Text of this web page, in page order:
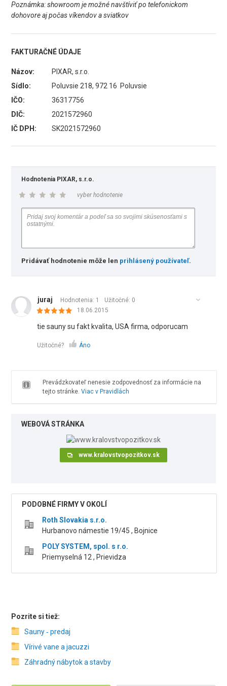
Poznámka: showroom je možné navštíviť po telefonickom
dohovore aj počas víkendov a sviatkov
FAKTURAČNÉ ÚDAJE
Názov:
PIXAR, s.r.o.
Sídlo:
Poluvsie 218, 972 16 Poluvsie
IČO:
36317756
DIČ:
2021572960
IČ DPH:
SK2021572960
Hodnotenia PIXAR, s.r.o.
vyber hodnotenie
Pridávať hodnotenie môže len prihlásený používateľ.
juraj Hodnotenia: 1 Užitočné: 0
18.06.2015
tie sauny su fakt kvalita, USA firma, odporucam
Užitočné? Áno
Prevádzkovateľ nenesie zodpovednosť za informácie na
tejto stránke. Viac v Pravidlách
WEBOVÁ STRÁNKA
www.kralovstvopozitkov.sk
PODOBNÉ FIRMY V OKOLÍ
Roth Slovakia s.r.o.
Hurbanovo námestie 19/45 , Bojnice
POLY SYSTEM, spol. s r.o.
Priemyselná 12 , Prievidza
Pozrite si tiež:
Sauny ‑ predaj
Vírivé vane a jacuzzi
Záhradný nábytok a stavby